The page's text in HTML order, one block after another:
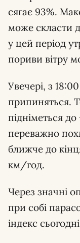
сягає 93%.
може скласти
у цей період
пориви вітру
Увечері, з
припиняться.
підніметься
переважно
ближче до
км/год.
Через значні
при собі
індекс